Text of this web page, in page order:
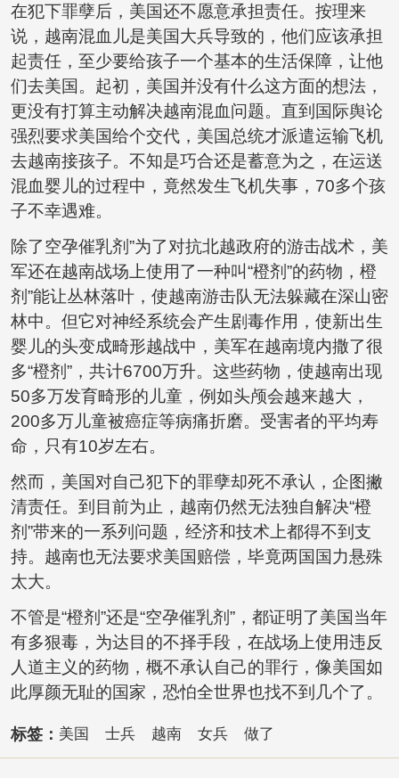
在犯下罪孽后，美国还不愿意承担责任。按理来
说，越南混血儿是美国大兵导致的，他们应该承担
起责任，至少要给孩子一个基本的生活保障，让他
们去美国。起初，美国并没有什么这方面的想法，
更没有打算主动解决越南混血问题。直到国际舆论
强烈要求美国给个交代，美国总统才派遣运输飞机
去越南接孩子。不知是巧合还是蓄意为之，在运送
混血婴儿的过程中，竟然发生飞机失事，70多个孩
子不幸遇难。
除了空孕催乳剂”为了对抗北越政府的游击战术，美
军还在越南战场上使用了一种叫“橙剂”的药物，橙
剂”能让丛林落叶，使越南游击队无法躲藏在深山密
林中。但它对神经系统会产生剧毒作用，使新出生
婴儿的头变成畸形越战中，美军在越南境内撒了很
多“橙剂”，共计6700万升。这些药物，使越南出现
50多万发育畸形的儿童，例如头颅会越来越大，
200多万儿童被癌症等病痛折磨。受害者的平均寿
命，只有10岁左右。
然而，美国对自己犯下的罪孽却死不承认，企图撇
清责任。到目前为止，越南仍然无法独自解决“橙
剂”带来的一系列问题，经济和技术上都得不到支
持。越南也无法要求美国赔偿，毕竟两国国力悬殊
太大。
不管是“橙剂”还是“空孕催乳剂”，都证明了美国当年
有多狠毒，为达目的不择手段，在战场上使用违反
人道主义的药物，概不承认自己的罪行，像美国如
此厚颜无耻的国家，恐怕全世界也找不到几个了。
标签： 美国 士兵 越南 女兵 做了